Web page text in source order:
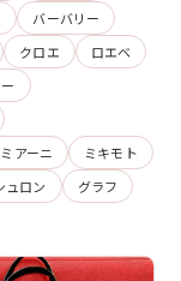
バーバリー
クロエ
ロエベ
アーニ
ミキモト
ュロン
グラフ